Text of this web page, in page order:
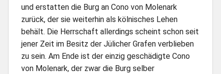
und erstatten die Burg an Cono von Molenark
zurück, der sie weiterhin als kölnisches Lehen
behält. Die Herrschaft allerdings scheint schon seit
jener Zeit im Besitz der Jülicher Grafen verblieben
zu sein. Am Ende ist der einzig geschädigte Cono
von Molenark, der zwar die Burg selber